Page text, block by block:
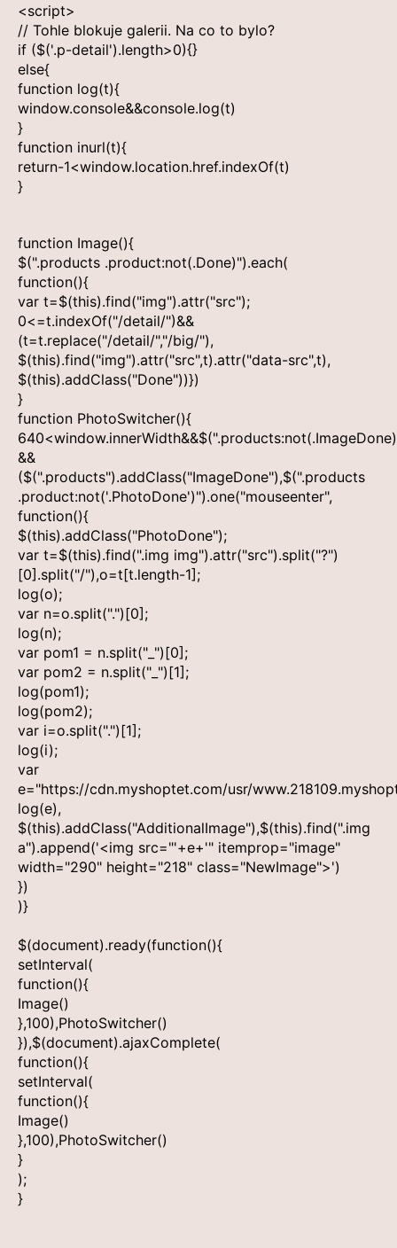
<script>
// Tohle blokuje galerii. Na co to bylo?
if ($('.p-detail').length>0){}
else{
function log(t){
window.console&&console.log(t)
}
function inurl(t){
return-1<window.location.href.indexOf(t)
}
function Image(){
$(".products .product:not(.Done)").each(
function(){
var t=$(this).find("img").attr("src");
0<=t.indexOf("/detail/")&&
(t=t.replace("/detail/","/big/"),
$(this).find("img").attr("src",t).attr("data-src",t),
$(this).addClass("Done"))})
}
function PhotoSwitcher(){
&&
($(".products").addClass("ImageDone"),$(".products
.product:not('.PhotoDone')").one("mouseenter",
function(){
$(this).addClass("PhotoDone");
var t=$(this).find(".img img").attr("src").split("?")
[0].split("/"),o=t[t.length-1];
log(o);
var n=o.split(".")[0];
log(n);
var pom1 = n.split("_")[0];
var pom2 = n.split("_")[1];
log(pom1);
log(pom2);
var i=o.split(".")[1];
log(i);
var
e="https://cdn.myshoptet.com/usr/
log(e),
$(this).addClass("AdditionalImage"),$(this).find(".img
a").append('<img src="'+e+'" itemprop="image"
width="290" height="218" class="NewImage">')
})
)}
$(document).ready(function(){
setInterval(
function(){
Image()
},100),PhotoSwitcher()
}),$(document).ajaxComplete(
function(){
setInterval(
function(){
Image()
},100),PhotoSwitcher()
}
);
}